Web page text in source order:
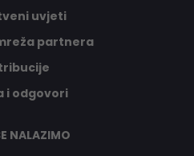
uvjeti
partnera
i odgovori
NALAZIMO